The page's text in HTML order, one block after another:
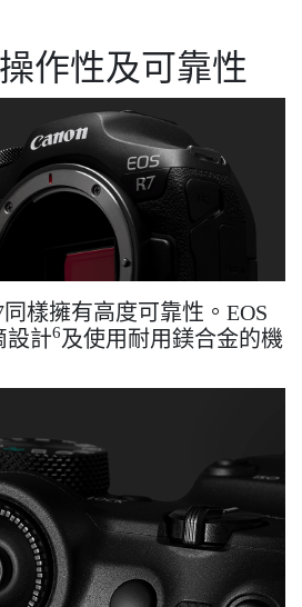
作性及可靠性
樣擁有高度可靠性。EOS
設計6及使用耐用鎂合金的機